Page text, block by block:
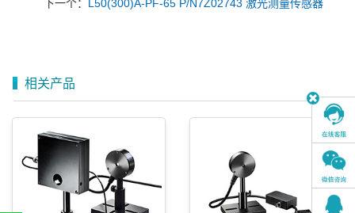
下一个： L50(300)A-PF-65 P/N7Z02743 激光测量传感器
相关产品